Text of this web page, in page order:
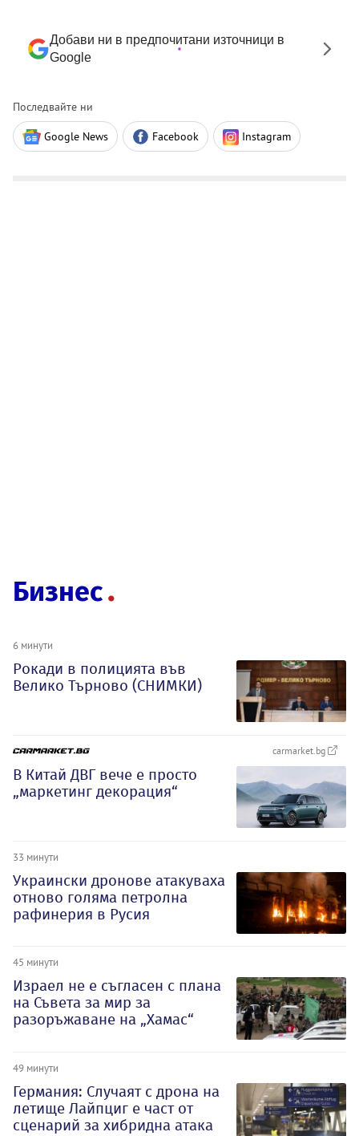
Добави ни в предпочитани източници в
Google
Последвайте ни
Google News Facebook Instagram
Бизнес
6 минути
Рокади в полицията във
Велико Търново (СНИМКИ)
carmarket.bg
В Китай ДВГ вече е просто
„маркетинг декорация“
33 минути
Украински дронове атакуваха
отново голяма петролна
рафинерия в Русия
45 минути
Израел не е съгласен с плана
на Съвета за мир за
разоръжаване на „Хамас“
49 минути
Германия: Случаят с дрона на
летище Лайпциг е част от
сценарий за хибридна атака